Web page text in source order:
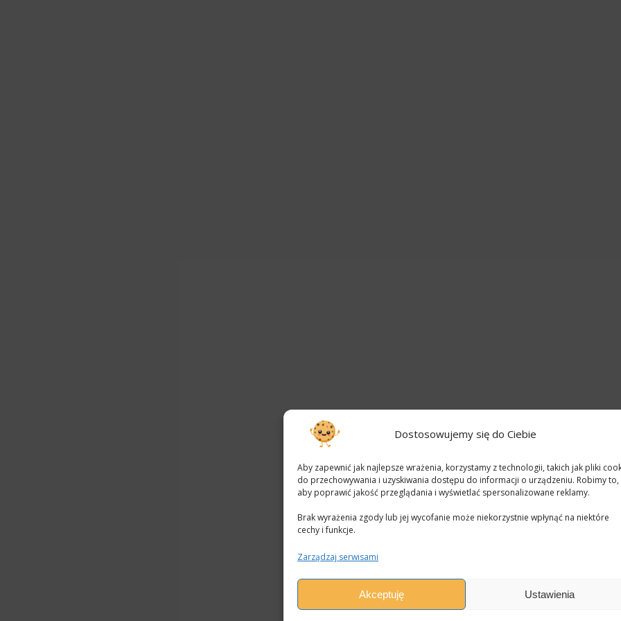
Dostosowujemy się do Ciebie
Aby zapewnić jak najlepsze wrażenia, korzystamy z technologii, takich jak pliki
do przechowywania i uzyskiwania dostępu do informacji o urządzeniu. Robimy to,
aby poprawić jakość przeglądania i wyświetlać spersonalizowane reklamy.
Brak wyrażenia zgody lub jej wycofanie może niekorzystnie wpłynąć na niektóre
cechy i funkcje.
Zarządzaj serwisami
Akceptuję Ustawienia